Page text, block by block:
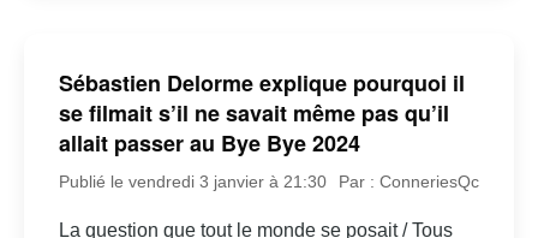
Sébastien Delorme explique pourquoi il
se filmait s’il ne savait même pas qu’il
allait passer au Bye Bye 2024
Publié le vendredi 3 janvier à 21:30 Par : ConneriesQc
La question que tout le monde se posait / Tous